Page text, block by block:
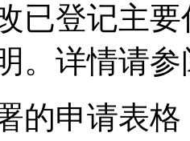
已登记主
。详情请
的申请表